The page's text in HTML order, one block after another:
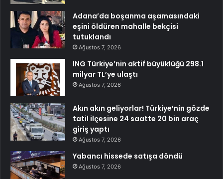
Adana’da boşanma aşamasındaki
eşini öldüren mahalle bekçisi
tutuklandı
Ağustos 7, 2026
ING Türkiye’nin aktif büyüklüğü 298.1
milyar TL’ye ulaştı
Ağustos 7, 2026
Akın akın geliyorlar! Türkiye’nin gözde
tatil ilçesine 24 saatte 20 bin araç
giriş yaptı
Ağustos 7, 2026
Yabancı hissede satışa döndü
Ağustos 7, 2026